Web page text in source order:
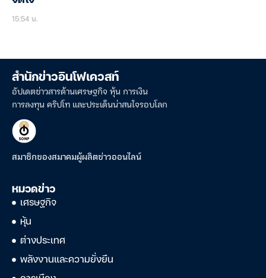
15:54 น.
สำนักข่าวอินโฟเควสท์
อัปเดตข่าวสารด้านเศรษฐกิจ หุ้น การเงิน
การลงทุน คริปโท และประเด็นน่าสนใจรอบโลก
สมาชิกของสมาคมผู้ผลิตข่าวออนไลน์
หมวดข่าว
เศรษฐกิจ
หุ้น
ต่างประเทศ
พลังงานและความยั่งยืน